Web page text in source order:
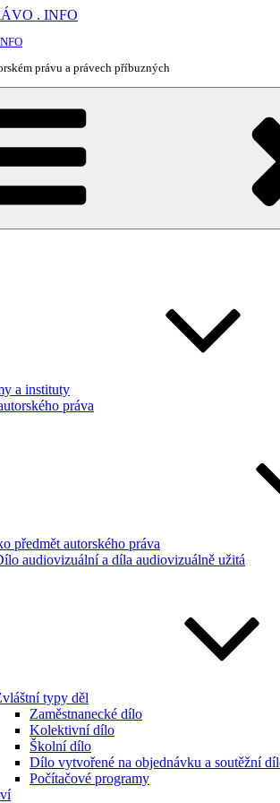
právu a právech příbuzných
a instituty
práva
předmět autorského práva
audiovizuální a díla audiovizuálně užitá
typy děl
Zaměstnanecké dílo
Kolektivní dílo
Školní dílo
Dílo vytvořené na objednávku a soutěžní
Počítačové programy